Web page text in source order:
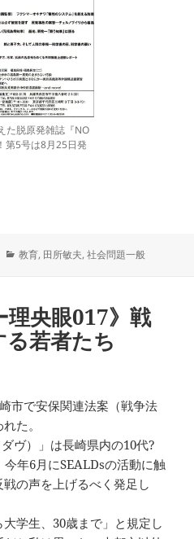
た脱原発雑誌『NO
第5号は8月25日発
カ
ー
教育, 田所敏夫,社会問題一般
理央眼017》戦
若者たち
市で安保関連法案（戦争法
た。
ヴ）」は長崎県内の10代?
年6月にSEALDsの活動に触
の声を上げるべく発足し
学生、30歳まで」と規定し